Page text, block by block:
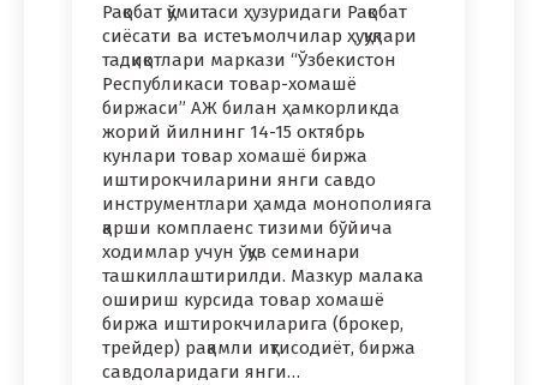
Рақобат қўмитаси ҳузуридаги Рақобат
сиёсати ва истеъмолчилар ҳуқуқлари
тадқиқотлари маркази “Ўзбекистон
Республикаси товар-хомашё
биржаси” АЖ билан ҳамкорликда
жорий йилнинг 14-15 октябрь
кунлари товар хомашё биржа
иштирокчиларини янги савдо
инструментлари ҳамда монополияга
қарши комплаенс тизими бўйича
ходимлар учун ўқув семинари
ташкиллаштирилди. Мазкур малака
ошириш курсида товар хомашё
биржа иштирокчиларига (брокер,
трейдер) рақамли иқтисодиёт, биржа
савдоларидаги янги…